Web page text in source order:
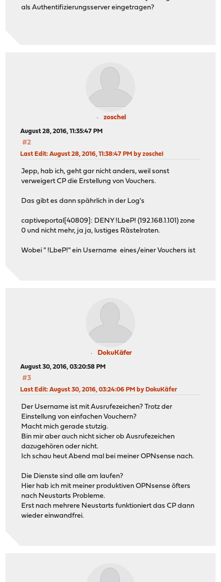
als Authentifizierungsserver eingetragen?
zoschel
August 28, 2016, 11:35:47 PM
#2
Last Edit: August 28, 2016, 11:38:47 PM by zoschel
Jepp, hab ich, geht gar nicht anders, weil sonst
verweigert CP die Erstellung von Vouchers.
Das gibt es dann spährlich in der Log's
captiveportal[40809]: DENY !LbeP! (192.168.1.101) zone
0 und nicht mehr, ja ja, lustiges Rästelraten.
Wobei " !LbeP!" ein Username eines/einer Vouchers ist
DokuKäfer
August 30, 2016, 03:20:58 PM
#3
Last Edit: August 30, 2016, 03:24:06 PM by DokuKäfer
Der Username ist mit Ausrufezeichen? Trotz der
Einstellung von einfachen Vouchern?
Macht mich gerade stutzig.
Bin mir aber auch nicht sicher ob Ausrufezeichen
dazugehören oder nicht.
Ich schau heut Abend mal bei meiner OPNsense nach.
Die Dienste sind alle am laufen?
Hier hab ich mit meiner produktiven OPNsense öfters
nach Neustarts Probleme.
Erst nach mehrere Neustarts funktioniert das CP dann
wieder einwandfrei.